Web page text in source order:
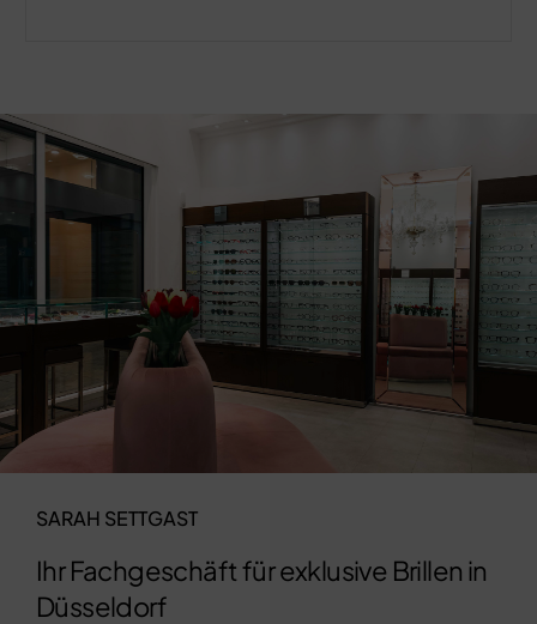
SARAH SETTGAST
Ihr Fachgeschäft für exklusive Brillen in
Düsseldorf